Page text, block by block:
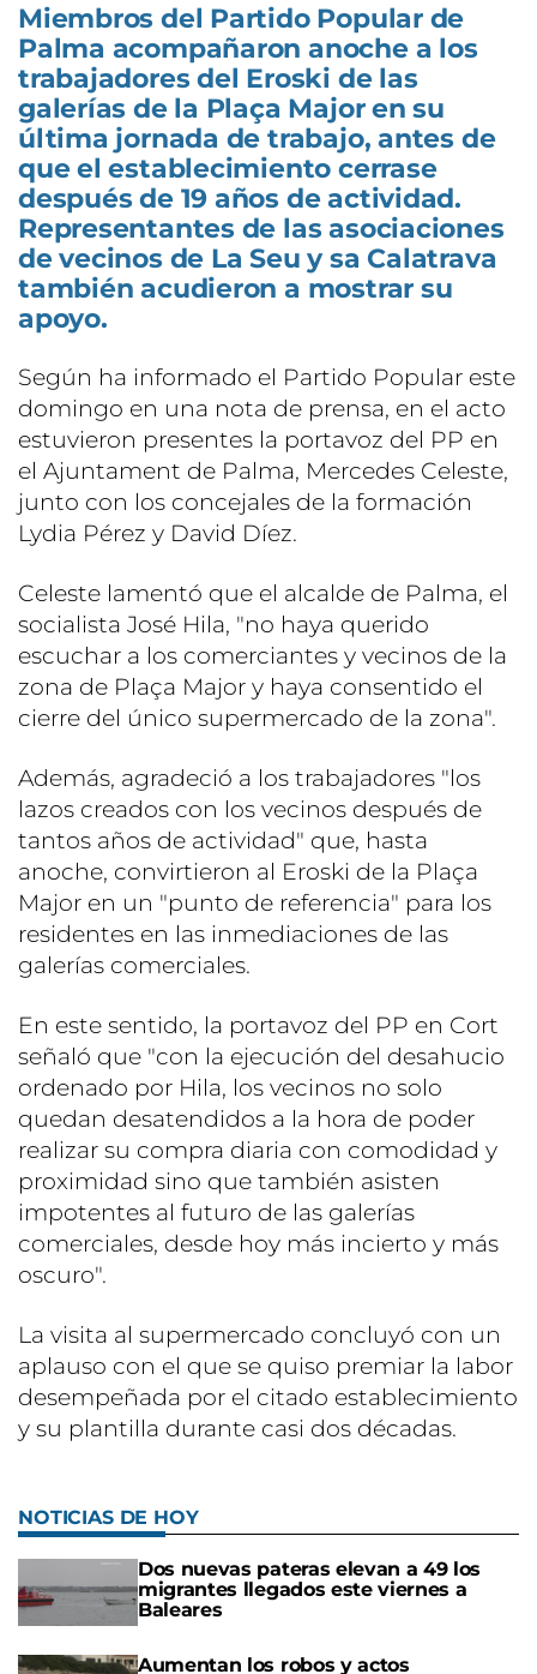
Miembros del Partido Popular de
Palma acompañaron anoche a los
trabajadores del Eroski de las
galerías de la Plaça Major en su
última jornada de trabajo, antes de
que el establecimiento cerrase
después de 19 años de actividad.
Representantes de las asociaciones
de vecinos de La Seu y sa Calatrava
también acudieron a mostrar su
apoyo.
Según ha informado el Partido Popular este
domingo en una nota de prensa, en el acto
estuvieron presentes la portavoz del PP en
el Ajuntament de Palma, Mercedes Celeste,
junto con los concejales de la formación
Lydia Pérez y David Díez.
Celeste lamentó que el alcalde de Palma, el
socialista José Hila, "no haya querido
escuchar a los comerciantes y vecinos de la
zona de Plaça Major y haya consentido el
cierre del único supermercado de la zona".
Además, agradeció a los trabajadores "los
lazos creados con los vecinos después de
tantos años de actividad" que, hasta
anoche, convirtieron al Eroski de la Plaça
Major en un "punto de referencia" para los
residentes en las inmediaciones de las
galerías comerciales.
En este sentido, la portavoz del PP en Cort
señaló que "con la ejecución del desahucio
ordenado por Hila, los vecinos no solo
quedan desatendidos a la hora de poder
realizar su compra diaria con comodidad y
proximidad sino que también asisten
impotentes al futuro de las galerías
comerciales, desde hoy más incierto y más
oscuro".
La visita al supermercado concluyó con un
aplauso con el que se quiso premiar la labor
desempeñada por el citado establecimiento
y su plantilla durante casi dos décadas.
NOTICIAS DE HOY
Dos nuevas pateras elevan a 49 los
migrantes llegados este viernes a
Baleares
Aumentan los robos y actos